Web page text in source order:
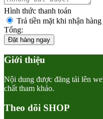
Hình thức thanh toán
Trả tiền mặt khi nhận hàng
Tổng:
Đặt hàng ngay
Giới thiệu
Nội dung được đăng tải lên
chất tham khảo.
Theo dõi SHOP